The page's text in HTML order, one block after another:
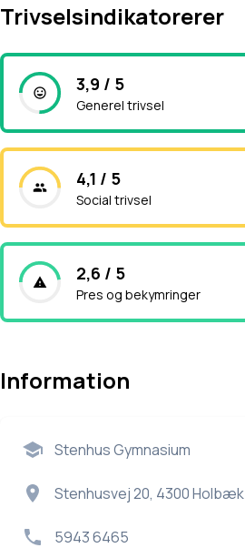
Trivselsindikatorerer
3,9 / 5
Generel trivsel
4,1 / 5
Social trivsel
2,6 / 5
Pres og bekymringer
Information
Stenhus Gymnasium
Stenhusvej 20, 4300 Holbæk
5943 6465